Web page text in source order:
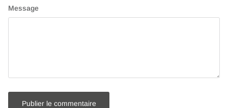
Message
Publier le commentaire